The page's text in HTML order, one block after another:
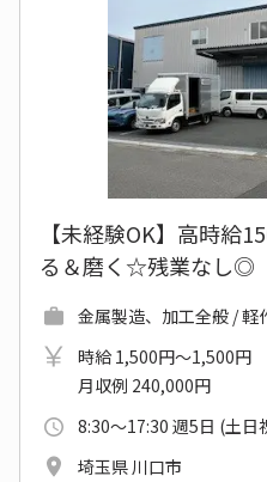
【未経験OK】高時
る＆磨く☆残業なし◎
金属製造、加工全般 / 軽
時給 1,500円～1,500円
月収例 240,000円
8:30～17:30 週5日 (土日
埼玉県 川口市